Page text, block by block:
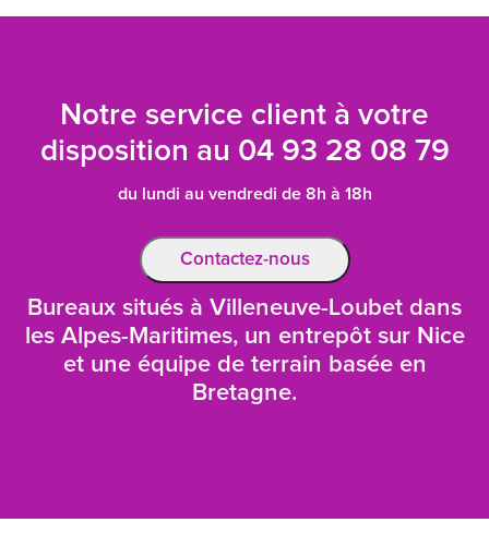
Notre service client à votre
disposition au 04 93 28 08 79
du lundi au vendredi de 8h à 18h
Contactez-nous
Bureaux situés à Villeneuve-Loubet dans
les Alpes-Maritimes, un entrepôt sur Nice
et une équipe de terrain basée en
Bretagne.